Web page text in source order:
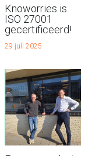
Knoworries is
ISO 27001
gecertificeerd!
29 juli 2025